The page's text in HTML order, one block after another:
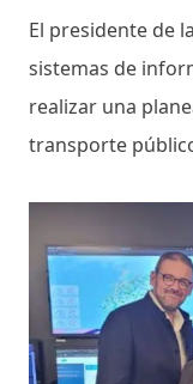
El presidente de
sistemas de
realizar una
transporte